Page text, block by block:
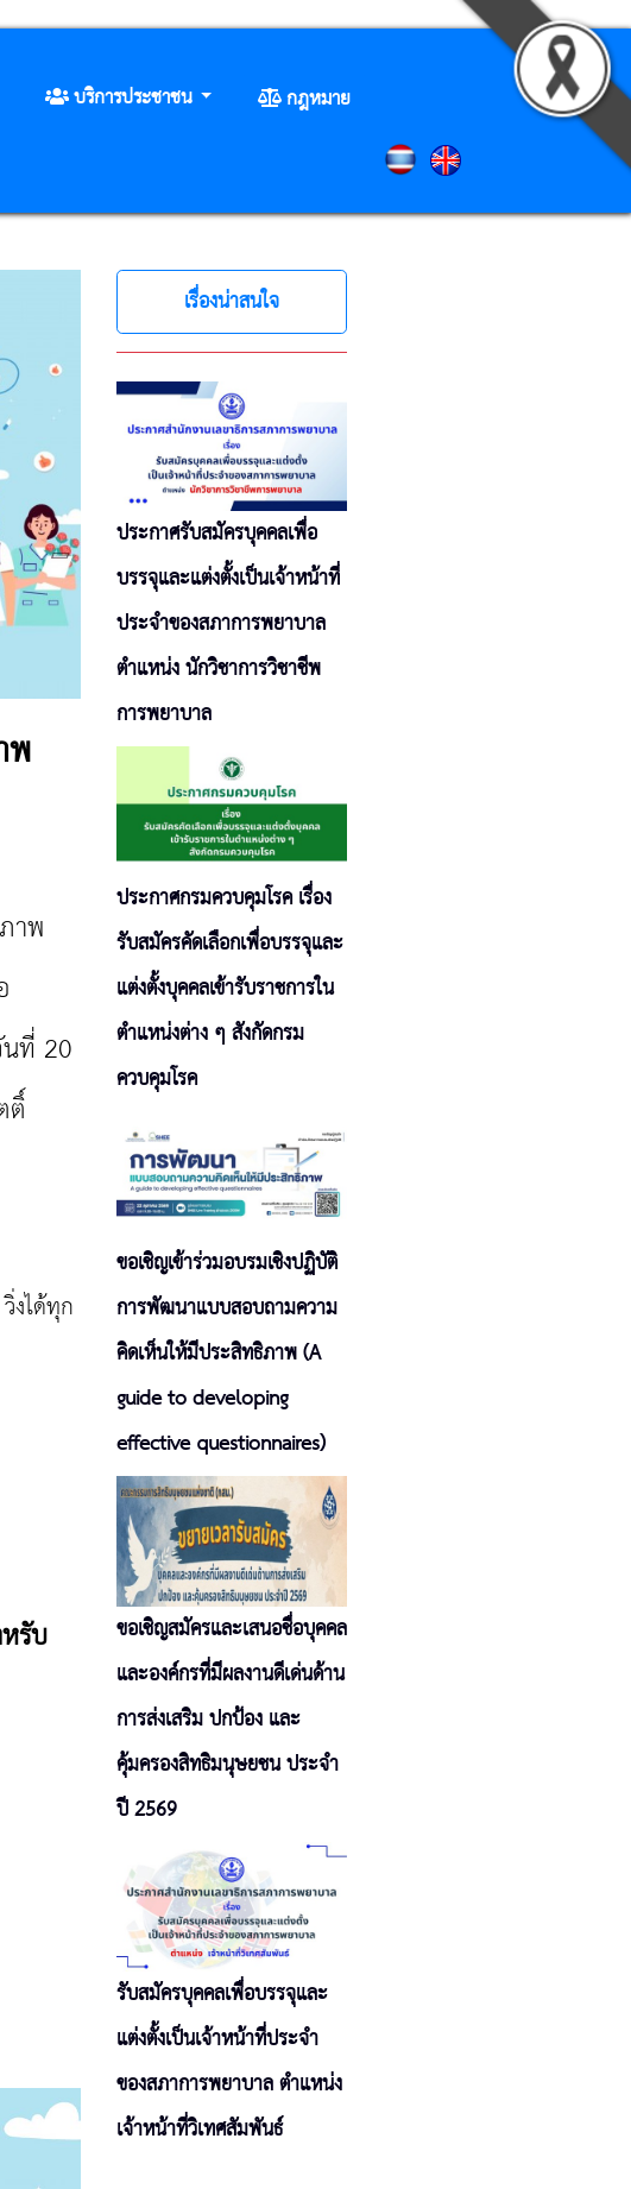
บริการประชาชน
กฎหมาย
พ
าพ
ที่ 20
ติ์
งได้ทุก
รับ
เรื่องน่าสนใจ
ประกาศรับสมัครบุคคลเพื่อ
บรรจุและแต่งตั้งเป็นเจ้าหน้าที่
ประจำของสภาการพยาบาล
ตำแหน่ง นักวิชาการวิชาชีพ
การพยาบาล
ประกาศกรมควบคุมโรค เรื่อง
รับสมัครคัดเลือกเพื่อบรรจุและ
แต่งตั้งบุคคลเข้ารับราชการใน
ตำแหน่งต่าง ๆ สังกัดกรม
ควบคุมโรค
ขอเชิญเข้าร่วมอบรมเชิงปฏิบัติ
การพัฒนาแบบสอบถามความ
คิดเห็นให้มีประสิทธิภาพ (A
guide to developing
effective questionnaires)
ขอเชิญสมัครและเสนอชื่อบุคคล
และองค์กรที่มีผลงานดีเด่นด้าน
การส่งเสริม ปกป้อง และ
คุ้มครองสิทธิมนุษยชน ประจำ
ปี 2569
รับสมัครบุคคลเพื่อบรรจุและ
แต่งตั้งเป็นเจ้าหน้าที่ประจำ
ของสภาการพยาบาล ตำแหน่ง
เจ้าหน้าที่วิเทศสัมพันธ์